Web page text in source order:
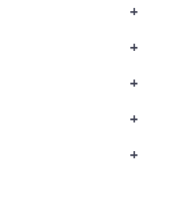
+
+
+
+
+